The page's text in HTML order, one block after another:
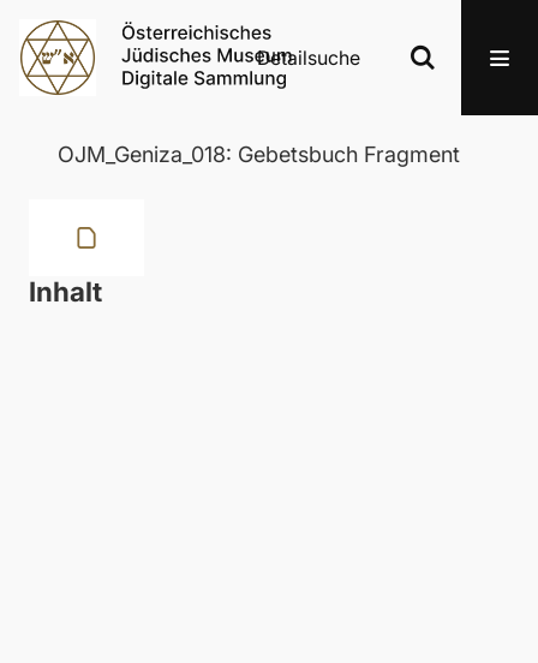
Detailsuche
OJM_Geniza_018: Gebetsbuch Fragment
Inhalt